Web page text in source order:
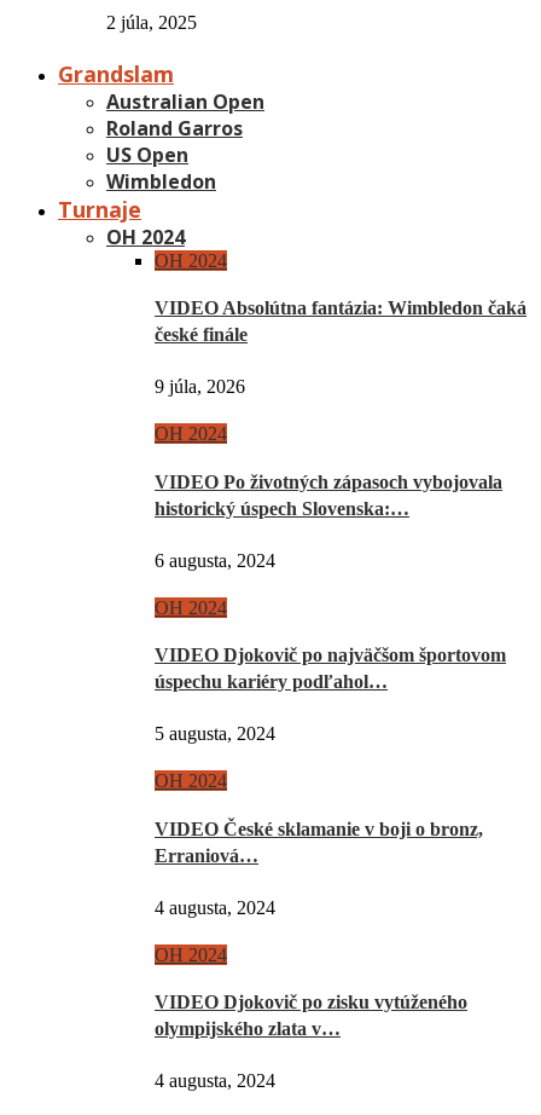
2 júla, 2025
Grandslam
Australian Open
Roland Garros
US Open
Wimbledon
Turnaje
OH 2024
OH 2024
VIDEO Absolútna fantázia: Wimbledon čaká
české finále
9 júla, 2026
OH 2024
VIDEO Po životných zápasoch vybojovala
historický úspech Slovenska:…
6 augusta, 2024
OH 2024
VIDEO Djokovič po najväčšom športovom
úspechu kariéry podľahol…
5 augusta, 2024
OH 2024
VIDEO České sklamanie v boji o bronz,
Erraniová…
4 augusta, 2024
OH 2024
VIDEO Djokovič po zisku vytúženého
olympijského zlata v…
4 augusta, 2024